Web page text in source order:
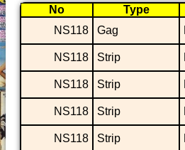
No Type
NS118
Gag
NS118 Strip
NS118 Strip
NS118 Strip
NS118 Strip